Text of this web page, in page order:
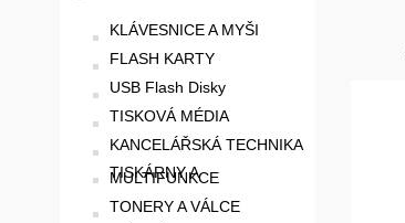
KLÁVESNICE A MYŠI
FLASH KARTY
USB Flash Disky
TISKOVÁ MÉDIA
KANCELÁŘSKÁ TECHNIKA
TISKÁRNY A
MULTIFUNKCE
TONERY A VÁLCE